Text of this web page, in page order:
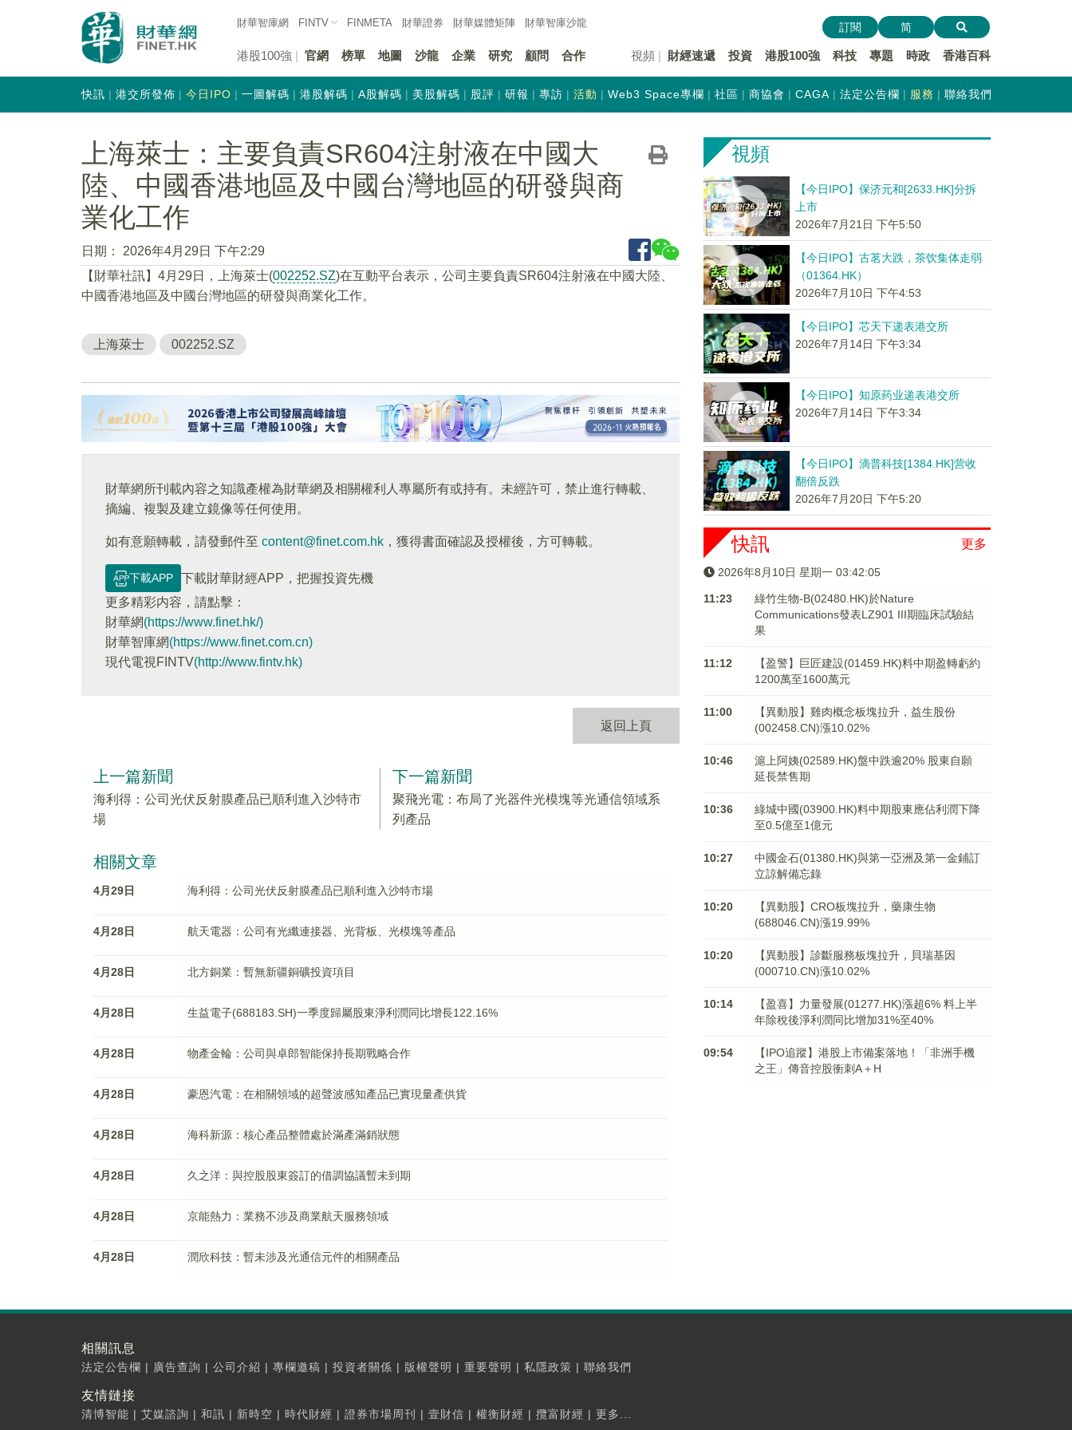
財華智庫網 FINTV FINMETA 財華證券 財華媒體矩陣 財華智庫沙龍
港股100強 官網 榜單 地圖 沙龍 企業 研究 顧問 合作 視頻 財經速遞 投資 港股100強 科技 專題 時政 香港百科
訂閱 简
快訊 港交所發佈 今日IPO 一圖解碼 港股解碼 A股解碼 美股解碼 股評 研報 專訪 活動 Web3 Space專欄 社區 商協會 CAGA 法定公告欄 服務 聯絡我們
上海萊士：主要負責SR604注射液在中國大
陸、中國香港地區及中國台灣地區的研發與商
業化工作
日期：
2026年4月29日 下午2:29
【財華社訊】4月29日，上海萊士(002252.SZ)在互動平台表示，公司主要負責SR604注射液在中國大陸、
中國香港地區及中國台灣地區的研發與商業化工作。
上海萊士 002252.SZ
財華網所刊載內容之知識產權為財華網及相關權利人專屬所有或持有。未經許可，禁止進行轉載、
摘編、複製及建立鏡像等任何使用。
如有意願轉載，請發郵件至 content@finet.com.hk ，獲得書面確認及授權後，方可轉載。
下載APP
下載財華財經APP，把握投資先機
更多精彩内容，請點擊：
財華網(https://www.finet.hk/)
財華智庫網(https://www.finet.com.cn)
現代電視FINTV(http://www.fintv.hk)
返回上頁
上一篇新聞
海利得：公司光伏反射膜產品已順利進入沙特市
場
下一篇新聞
聚飛光電：布局了光器件光模塊等光通信領域系
列產品
相關文章
4月29日 海利得：公司光伏反射膜產品已順利進入沙特市場
4月28日 航天電器：公司有光纖連接器、光背板、光模塊等產品
4月28日 北方銅業：暫無新疆銅礦投資項目
4月28日 生益電子(688183.SH)一季度歸屬股東淨利潤同比增長122.16%
4月28日 物產金輪：公司與卓郎智能保持長期戰略合作
4月28日 豪恩汽電：在相關領域的超聲波感知產品已實現量產供貨
4月28日 海科新源：核心產品整體處於滿產滿銷狀態
4月28日 久之洋：與控股股東簽訂的借調協議暫未到期
4月28日 京能熱力：業務不涉及商業航天服務領域
4月28日 潤欣科技：暫未涉及光通信元件的相關產品
視頻
【今日IPO】保济元和[2633.HK]分拆
上市
2026年7月21日 下午5:50
【今日IPO】古茗大跌，茶饮集体走弱
（01364.HK）
2026年7月10日 下午4:53
【今日IPO】芯天下递表港交所
2026年7月14日 下午3:34
【今日IPO】知原药业递表港交所
2026年7月14日 下午3:34
【今日IPO】滴普科技[1384.HK]营收
翻倍反跌
2026年7月20日 下午5:20
更多
快訊
2026年8月10日 星期一 03:42:05
11:23
綠竹生物-B(02480.HK)於Nature
Communications發表LZ901 III期臨床試驗結
果
11:12
【盈警】巨匠建設(01459.HK)料中期盈轉虧約
1200萬至1600萬元
11:00
【異動股】雞肉概念板塊拉升，益生股份
(002458.CN)漲10.02%
10:46
滬上阿姨(02589.HK)盤中跌逾20% 股東自願
延長禁售期
10:36
綠城中國(03900.HK)料中期股東應佔利潤下降
至0.5億至1億元
10:27
中國金石(01380.HK)與第一亞洲及第一金鋪訂
立諒解備忘錄
10:20
【異動股】CRO板塊拉升，藥康生物
(688046.CN)漲19.99%
10:20
【異動股】診斷服務板塊拉升，貝瑞基因
(000710.CN)漲10.02%
10:14
【盈喜】力量發展(01277.HK)漲超6% 料上半
年除稅後淨利潤同比增加31%至40%
09:54
【IPO追蹤】港股上市備案落地！「非洲手機
之王」傳音控股衝刺A＋H
相關訊息
法定公告欄 | 廣告查詢 | 公司介紹 | 專欄邀稿 | 投資者關係 | 版權聲明 | 重要聲明 | 私隱政策 | 聯絡我們
友情鏈接
清博智能 | 艾媒諮詢 | 和訊 | 新時空 | 時代財經 | 證券市場周刊 | 壹財信 | 權衡財經 | 攬富財經 | 更多...